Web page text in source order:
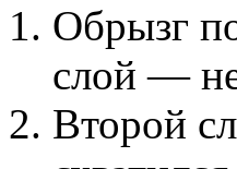
Обрызг
слой —
Второй